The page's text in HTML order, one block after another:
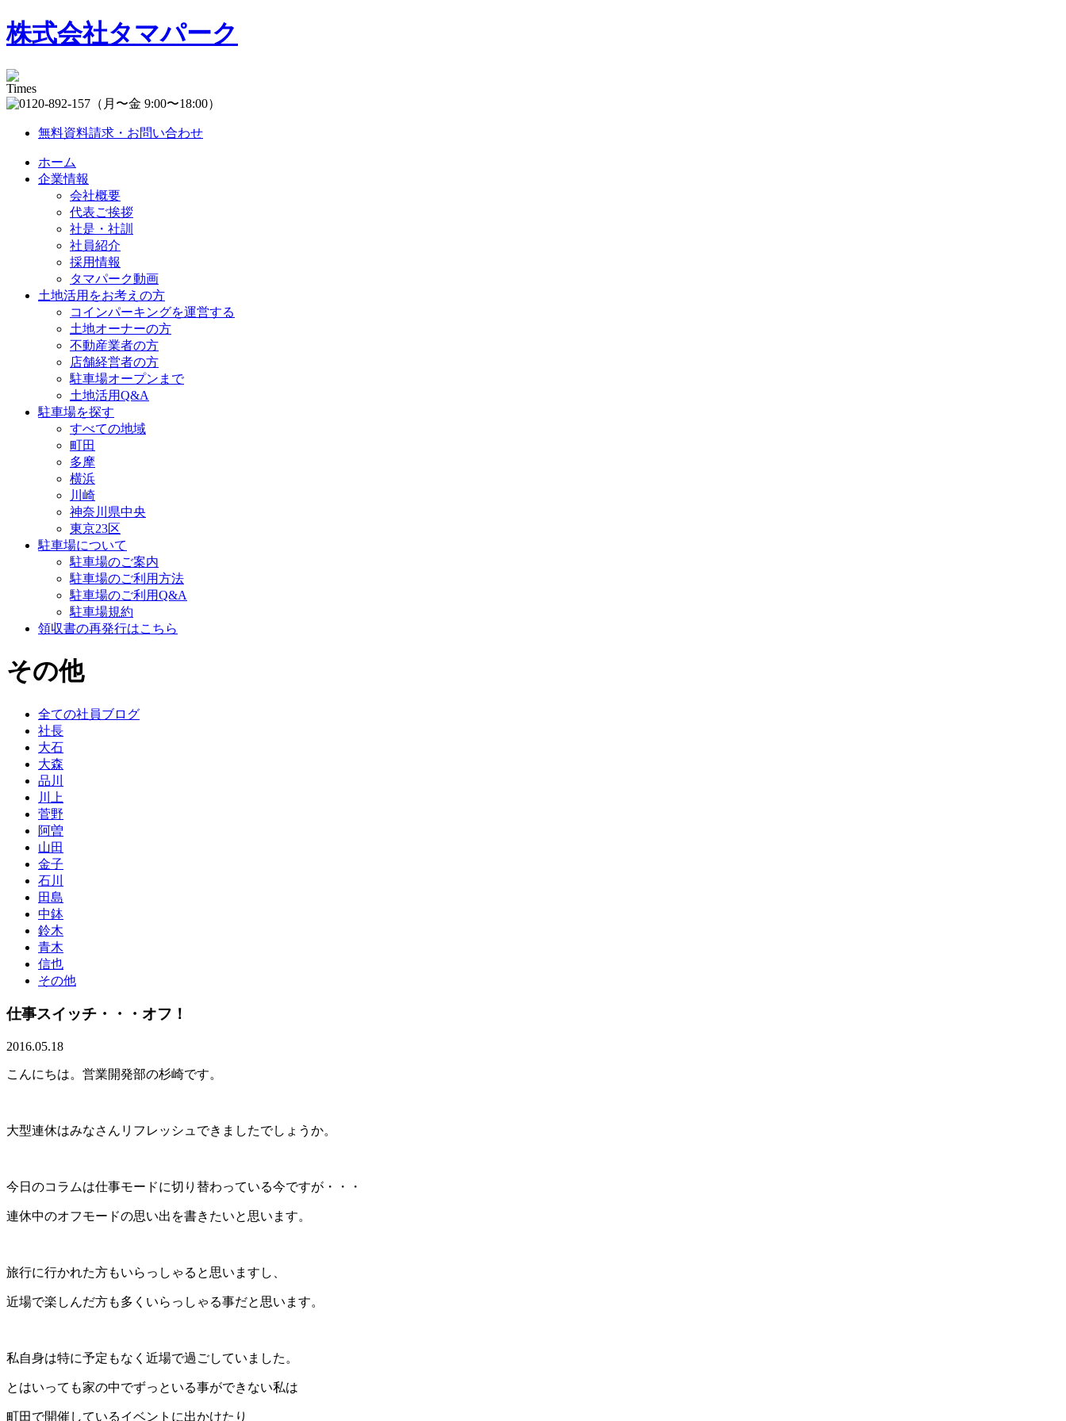
株式会社タマパーク
（月〜金 9:00〜18:00）
無料資料請求・お問い合わせ
ホーム
企業情報
会社概要
代表ご挨拶
社是・社訓
社員紹介
採用情報
タマパーク動画
土地活用をお考えの方
コインパーキングを運営する
土地オーナーの方
不動産業者の方
店舗経営者の方
駐車場オープンまで
土地活用Q&A
駐車場を探す
すべての地域
町田
多摩
横浜
川崎
神奈川県中央
東京23区
駐車場について
駐車場のご案内
駐車場のご利用方法
駐車場のご利用Q&A
駐車場規約
領収書の再発行はこちら
その他
全ての社員ブログ
社長
大石
大森
品川
川上
菅野
阿曽
山田
金子
石川
田島
中鉢
鈴木
青木
信也
その他
仕事スイッチ・・・オフ！
2016.05.18
こんにちは。営業開発部の杉崎です。
大型連休はみなさんリフレッシュできましたでしょうか。
今日のコラムは仕事モードに切り替わっている今ですが・・・
連休中のオフモードの思い出を書きたいと思います。
旅行に行かれた方もいらっしゃると思いますし、
近場で楽しんだ方も多くいらっしゃる事だと思います。
私自身は特に予定もなく近場で過ごしていました。
とはいっても家の中でずっといる事ができない私は
町田で開催しているイベントに出かけたり